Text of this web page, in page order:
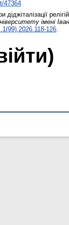
47364
діджіталізації
імені
126